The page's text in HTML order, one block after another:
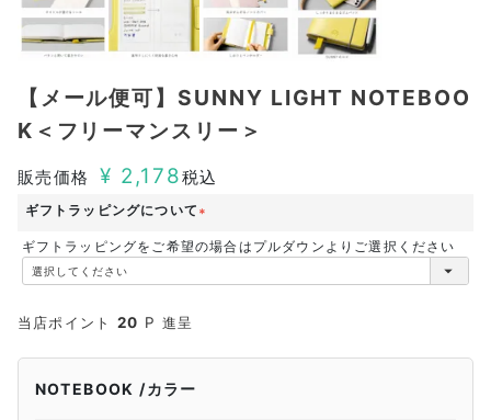
【メール便可】SUNNY LIGHT NOTEBOO
K＜フリーマンスリー＞
販売価格 ¥ 2,178税込
ギフトラッピングについて
必
須
ギフトラッピングをご希望の場合はプルダウンよりご選択ください
当店ポイント 20 P 進呈
NOTEBOOK カラー